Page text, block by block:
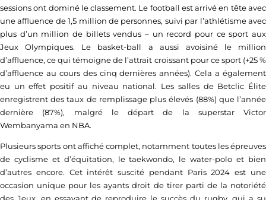
sessions ont dominé le classement. Le football est arrivé en tête avec
une affluence de 1,5 million de personnes, suivi par l’athlétisme avec
plus d’un million de billets vendus – un record pour ce sport aux
Jeux Olympiques. Le basket-ball a aussi avoisiné le million
d’affluence, ce qui témoigne de l’attrait croissant pour ce sport (+25 %
d’affluence au cours des cinq dernières années). Cela a également
eu un effet positif au niveau national. Les salles de Betclic Élite
enregistrent des taux de remplissage plus élevés (88%) que l’année
dernière (87%), malgré le départ de la superstar Victor
Wembanyama en NBA.
Plusieurs sports ont affiché complet, notamment toutes les épreuves
de cyclisme et d’équitation, le taekwondo, le water-polo et bien
d’autres encore. Cet intérêt suscité pendant Paris 2024 est une
occasion unique pour les ayants droit de tirer parti de la notoriété
des Jeux, en essayant de reproduire le succès du rugby, qui a su